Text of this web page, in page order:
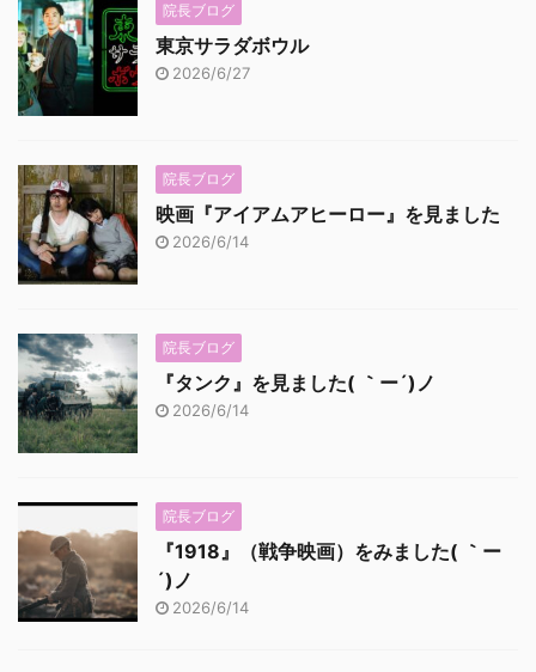
院長ブログ
東京サラダボウル
2026/6/27
院長ブログ
映画『アイアムアヒーロー』を見ました
2026/6/14
院長ブログ
『タンク』を見ました( ｀ー´)ノ
2026/6/14
院長ブログ
『1918』（戦争映画）をみました( ｀ー
´)ノ
2026/6/14